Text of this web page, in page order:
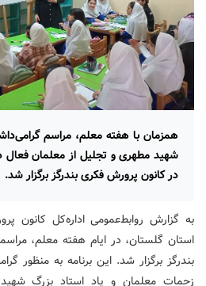
همزمان با هفته معلم، مراسم
شهید مطهری و تجلیل از معلمان
در کانون پرورش فکری بندرگز برگزار شد.
به گزارش روابط‌عمومی اداره‌کل کانون
استان گلستان، در ایام هفته معلم،
بندرگز برگزار شد. این برنامه به منظور
زحمات معلمان و یاد استاد بزرگ